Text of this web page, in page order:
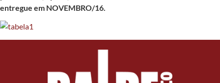
entregue em NOVEMBRO/16.